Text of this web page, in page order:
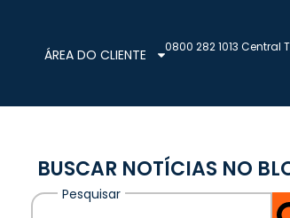
ÁREA DO CLIENTE 0800 282 1013 Central
BUSCAR NOTÍCIAS NO